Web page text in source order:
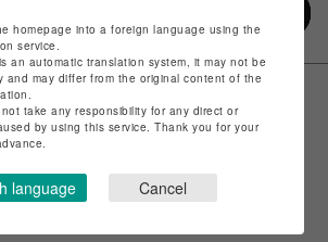
homepage into a foreign language using the
service.
an automatic translation system, it may not be
and may differ from the original content of the
take any responsibility for any direct or
by using this service. Thank you for your
language Cancel